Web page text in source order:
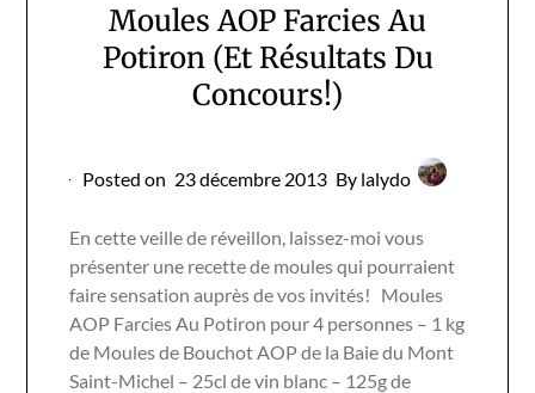
Moules AOP Farcies Au
Potiron (Et Résultats Du
Concours!)
Posted on 23 décembre 2013 By lalydo
En cette veille de réveillon, laissez-moi vous
présenter une recette de moules qui pourraient
faire sensation auprès de vos invités! Moules
AOP Farcies Au Potiron pour 4 personnes – 1 kg
de Moules de Bouchot AOP de la Baie du Mont
Saint-Michel – 25cl de vin blanc – 125g de